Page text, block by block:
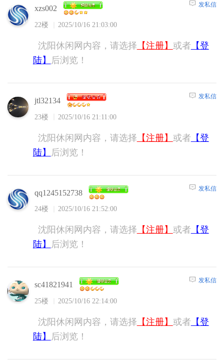
xzs002
22楼 2025/10/16 21:03:00
发私信
沈阳休闲网内容，请选择 【注册】 或者 【登
陆】
后浏览！
jtl32134
23楼 2025/10/16 21:11:00
发私信
沈阳休闲网内容，请选择 【注册】 或者 【登
陆】
后浏览！
qq1245152738
24楼 2025/10/16 21:52:00
发私信
沈阳休闲网内容，请选择 【注册】 或者 【登
陆】
后浏览！
sc41821941
25楼 2025/10/16 22:14:00
发私信
沈阳休闲网内容，请选择 【注册】 或者 【登
陆】
后浏览！